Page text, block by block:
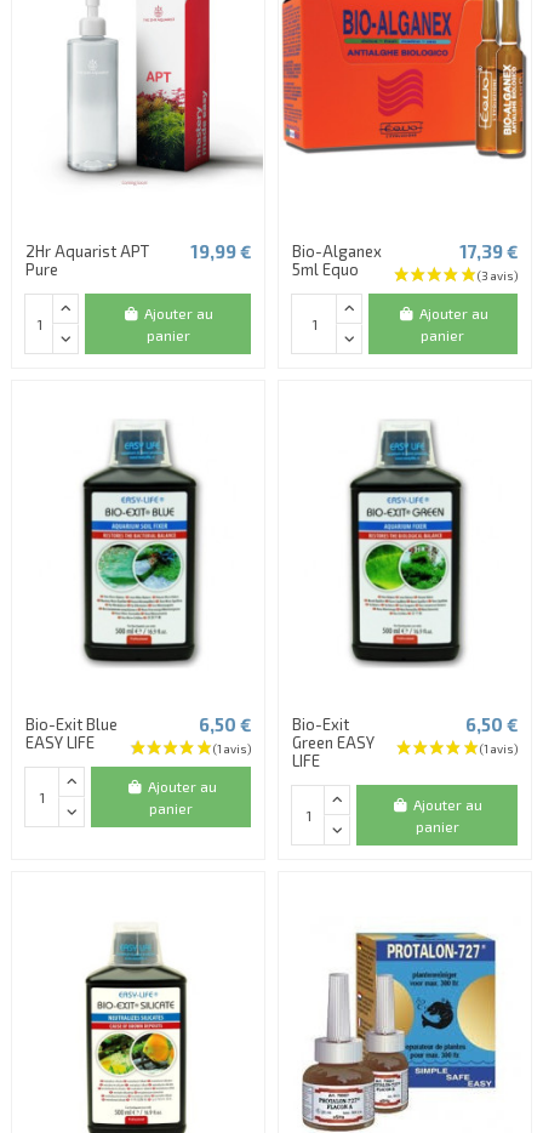
2Hr Aquarist APT
Pure
19,99 €
Ajouter au
panier
Bio-Alganex
5ml Equo
17,39 €
Ajouter au
panier
Bio-Exit Blue
EASY LIFE
6,50 €
Ajouter au
panier
Bio-Exit
Green EASY
LIFE
6,50 €
Ajouter au
panier